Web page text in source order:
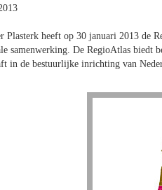
Plasterk heeft op 30 januari 2013 de
samenwerking. De RegioAtlas biedt
in de bestuurlijke inrichting van